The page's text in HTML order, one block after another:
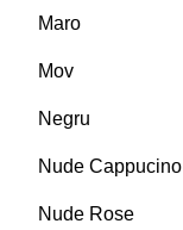
Maro
Mov
Negru
Nude Cappucino
Nude Rose